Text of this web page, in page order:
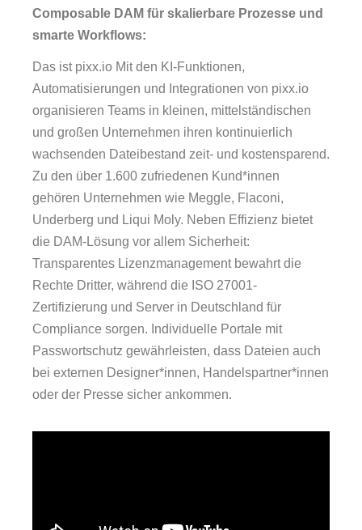
Composable DAM für skalierbare Prozesse und
smarte Workflows:
Das ist pixx.io Mit den KI-Funktionen,
Automatisierungen und Integrationen von pixx.io
organisieren Teams in kleinen, mittelständischen
und großen Unternehmen ihren kontinuierlich
wachsenden Dateibestand zeit- und kostensparend.
Zu den über 1.600 zufriedenen Kund*innen
gehören Unternehmen wie Meggle, Flaconi,
Underberg und Liqui Moly. Neben Effizienz bietet
die DAM-Lösung vor allem Sicherheit:
Transparentes Lizenzmanagement bewahrt die
Rechte Dritter, während die ISO 27001-
Zertifizierung und Server in Deutschland für
Compliance sorgen. Individuelle Portale mit
Passwortschutz gewährleisten, dass Dateien auch
bei externen Designer*innen, Handelspartner*innen
oder der Presse sicher ankommen.